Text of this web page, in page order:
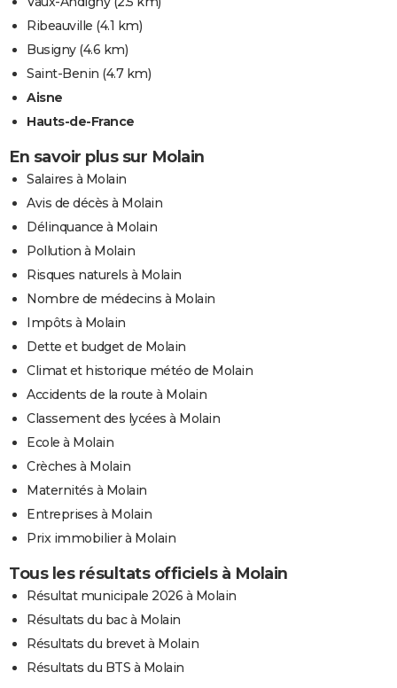
Ribeauville (4.1 km)
Busigny(4.6 km)
Saint-Benin (4.7 km)
Aisne
Hauts-de-France
En savoir plus sur Molain
Salaires à Molain
Avis de décès à Molain
Délinquance à Molain
Pollution à Molain
Risques naturels à Molain
Nombre de médecins à Molain
Impôts à Molain
Dette et budget de Molain
Climat et historique météo de Molain
Accidents de la route à Molain
Classement des lycées à Molain
Ecole à Molain
Crèches à Molain
Maternités à Molain
Entreprises à Molain
Prix immobilier à Molain
Tous les résultats officiels à Molain
Résultat municipale 2026 à Molain
Résultats du bac à Molain
Résultats du brevet à Molain
Résultats du BTS à Molain